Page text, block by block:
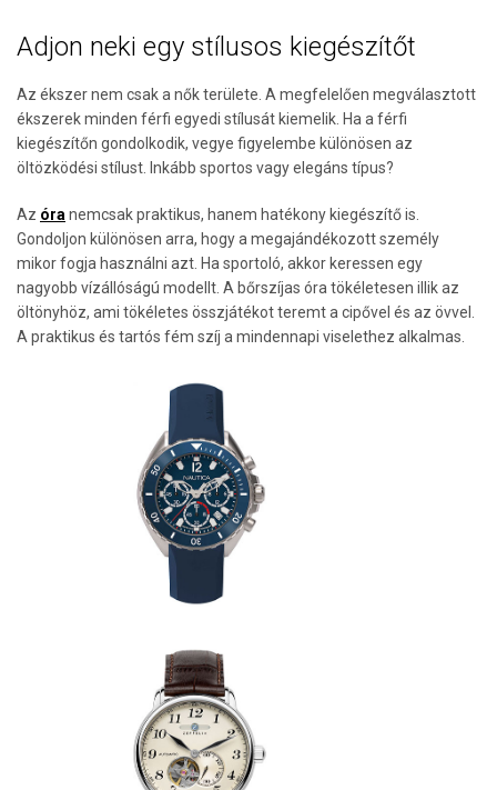
Adjon neki egy stílusos kiegészítőt
Az ékszer nem csak a nők területe. A megfelelően megválasztott
ékszerek minden férfi egyedi stílusát kiemelik. Ha a férfi
kiegészítőn gondolkodik, vegye figyelembe különösen az
öltözködési stílust. Inkább sportos vagy elegáns típus?
Az óranemcsak praktikus, hanem hatékony kiegészítő is.
Gondoljon különösen arra, hogy a megajándékozott személy
mikor fogja használni azt. Ha sportoló, akkor keressen egy
nagyobb vízállóságú modellt. A bőrszíjas óra tökéletesen illik az
öltönyhöz, ami tökéletes összjátékot teremt a cipővel és az övvel.
A praktikus és tartós fém szíj a mindennapi viselethez alkalmas.